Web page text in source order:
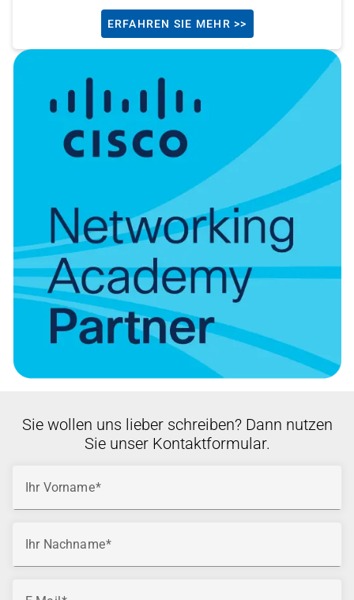
ERFAHREN SIE MEHR >>
Sie wollen uns lieber schreiben? Dann nutzen
Sie unser Kontaktformular.
Ihr Vorname
Ihr Nachname